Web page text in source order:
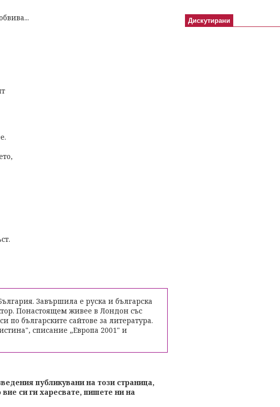
Завършила е руска и българска
Понастоящем живее в Лондон със
по българските сайтове за литература.
списание „Европа 2001" и
публикувани на този страница,
си ги харесвате, пишете ни на
Дискутирани